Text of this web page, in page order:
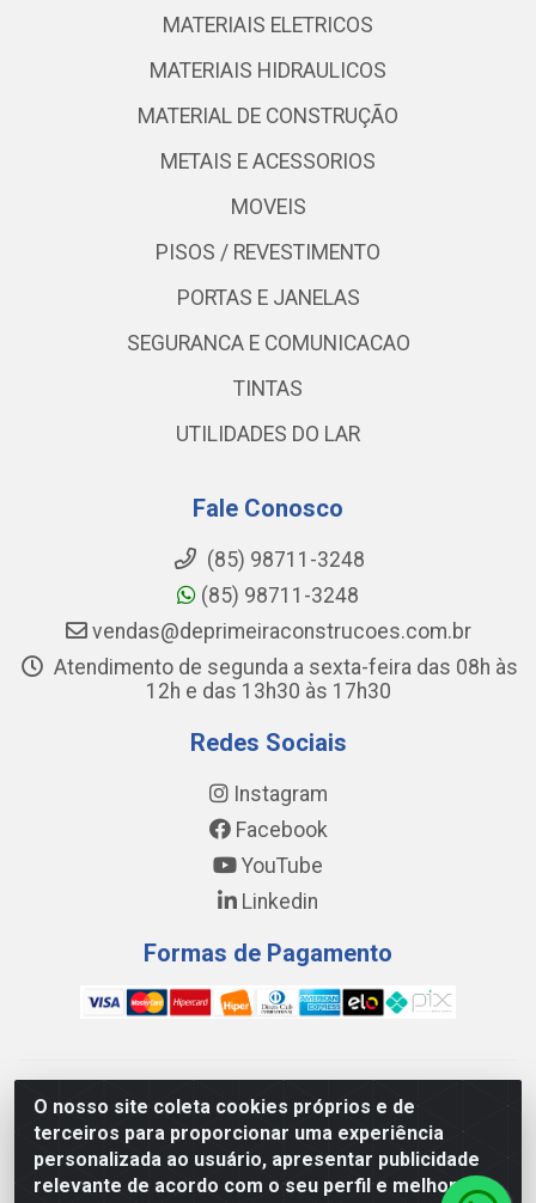
O nosso site coleta cookies próprios e de
terceiros para proporcionar uma experiência
personalizada ao usuário, apresentar publicidade
relevante de acordo com o seu perfil e melhorar a
MATERIAIS ELETRICOS
MATERIAIS HIDRAULICOS
MATERIAL DE CONSTRUÇÃO
METAIS E ACESSORIOS
MOVEIS
PISOS / REVESTIMENTO
PORTAS E JANELAS
SEGURANCA E COMUNICACAO
TINTAS
UTILIDADES DO LAR
Fale Conosco
(85) 98711-3248
(85) 98711-3248
vendas@deprimeiraconstrucoes.com.br
Atendimento de segunda a sexta-feira das 08h às
12h e das 13h30 às 17h30
Redes Sociais
Instagram
Facebook
YouTube
Linkedin
Formas de Pagamento
WING DISTRIBUIDORA COMÉRCIO E LOGÍSTICA DE MATERIAL
DE CONSTRUÇÕES LTDA - AV. DA INTEGRAÇÃO, 790 -
PATRÍCIA GOMES, CAUCAIA/CE - CEP 61.604-505 - CNPJ
17.523.384/0001-20